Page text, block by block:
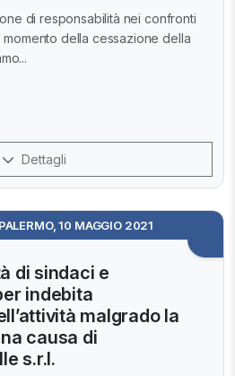
di responsabilità nei confronti
della cessazione della
Dettagli
10 MAGGIO 2021
di sindaci e
indebita
malgrado la
causa di
s.r.l.